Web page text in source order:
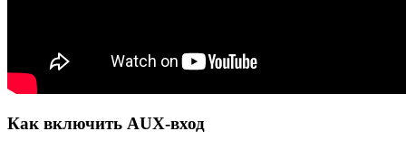
Как включить AUX-вход